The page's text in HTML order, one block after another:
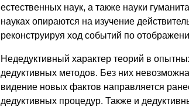
естественных наук, а также науки
науках опирают­ся на изучение
реконструируя ход событий по
Недедуктивный характер теорий в
дедуктивных методов. Без них
видение новых фактов направляется
дедуктивных про­цедур. Также и